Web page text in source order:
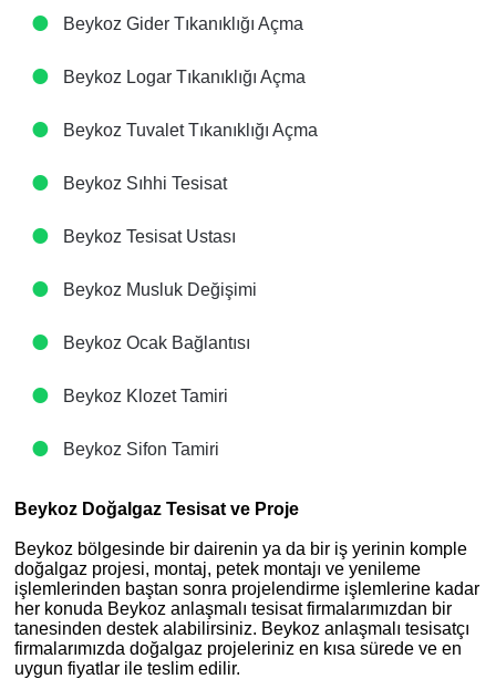
Beykoz Gider Tıkanıklığı Açma
Beykoz Logar Tıkanıklığı Açma
Beykoz Tuvalet Tıkanıklığı Açma
Beykoz Sıhhi Tesisat
Beykoz Tesisat Ustası
Beykoz Musluk Değişimi
Beykoz Ocak Bağlantısı
Beykoz Klozet Tamiri
Beykoz Sifon Tamiri
Beykoz Doğalgaz Tesisat ve Proje
Beykoz bölgesinde bir dairenin ya da bir iş yerinin komple
doğalgaz projesi, montaj, petek montajı ve yenileme
işlemlerinden baştan sonra projelendirme işlemlerine kadar
her konuda Beykoz anlaşmalı tesisat firmalarımızdan bir
tanesinden destek alabilirsiniz. Beykoz anlaşmalı tesisatçı
firmalarımızda doğalgaz projeleriniz en kısa sürede ve en
uygun fiyatlar ile teslim edilir.